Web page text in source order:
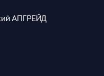
АПГРЕЙД